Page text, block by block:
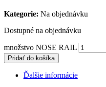
Kategorie: Na objednávku
Dostupné na objednávku
množstvo NOSE RAIL
Pridať do košíka
Ďalšie informácie